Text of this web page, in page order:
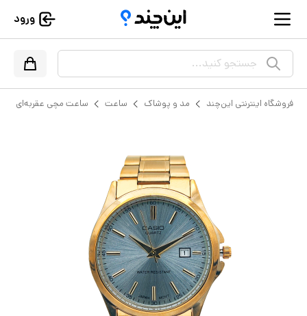
ورود
جستجو کنید...
فروشگاه اینترنتی این‌چند مد و پوشاک ساعت ساعت مچی عقربه‌ای